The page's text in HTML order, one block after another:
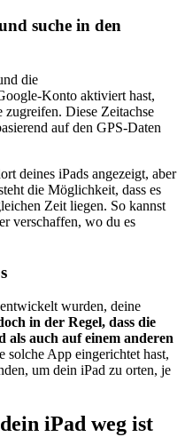
suche in den
die
Konto aktiviert hast,
Diese Zeitachse
auf den GPS-Daten
deines iPads angezeigt, aber
die Möglichkeit, dass es
Zeit liegen. So kannst
verschaffen, wo du es
wurden, deine
in der Regel, dass die
als auch auf einem anderen
solche App eingerichtet hast,
um dein iPad zu orten, je
iPad weg ist